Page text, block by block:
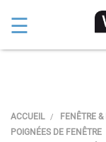
Basculer
la
☰
ACCUEIL FENÊTRE &
POIGNÉES DE FENÊTRE